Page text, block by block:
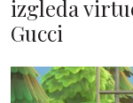
izgleda
Gucci